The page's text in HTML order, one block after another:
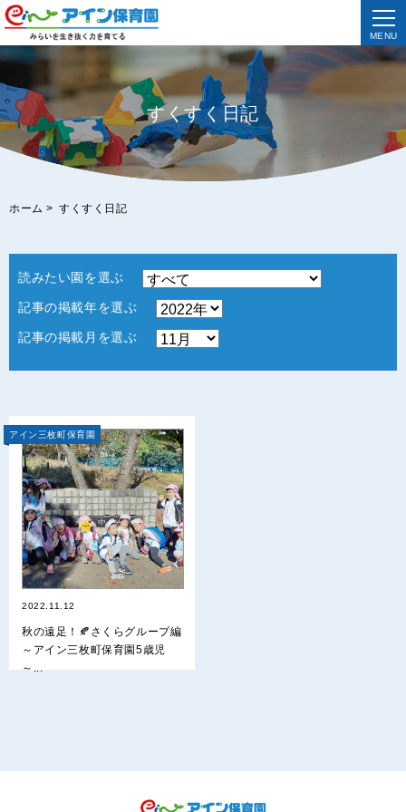
MENU
すくすく日記
ホーム > すくすく日記
読みたい園を選ぶ
記事の掲載年を選ぶ
記事の掲載月を選ぶ
アイン三枚町保育園
2022.11.12
秋の遠足！🍂さくらグループ編
～アイン三枚町保育園5歳児
～...